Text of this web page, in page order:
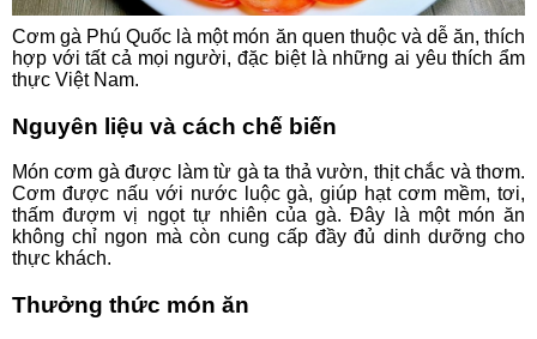
Cơm gà Phú Quốc là một món ăn quen thuộc và dễ ăn, thích
hợp với tất cả mọi người, đặc biệt là những ai yêu thích ẩm
thực Việt Nam.
Nguyên liệu và cách chế biến
Món cơm gà được làm từ gà ta thả vườn, thịt chắc và thơm.
Cơm được nấu với nước luộc gà, giúp hạt cơm mềm, tơi,
thấm đượm vị ngọt tự nhiên của gà. Đây là một món ăn
không chỉ ngon mà còn cung cấp đầy đủ dinh dưỡng cho
thực khách.
Thưởng thức món ăn